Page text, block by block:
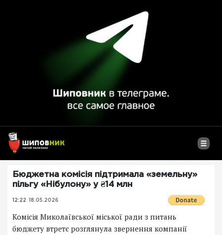
Бюджетна комісія підтримала «земельну»
пільгу «Нібулону» у ₴14 млн
12:22 18.05.2026
Комісія Миколаївської міської ради з питань
бюджету втретє розглянула звернення компанії